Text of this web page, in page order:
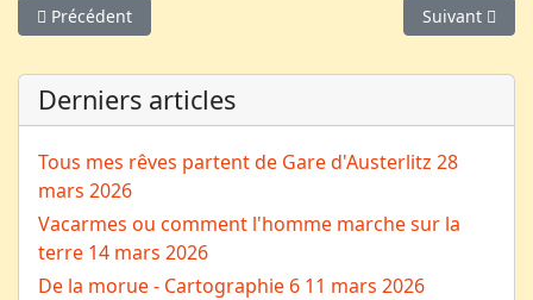
Article précédent : Madame Yvonne
Précédent Article
Suivant
Derniers articles
Tous mes rêves partent de Gare d'Austerlitz 28
mars 2026
Vacarmes ou comment l'homme marche sur la
terre 14 mars 2026
De la morue - Cartographie 6 11 mars 2026